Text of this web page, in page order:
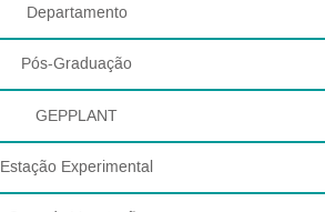
Departamento
Pós-Graduação
GEPPLANT
Estação Experimental